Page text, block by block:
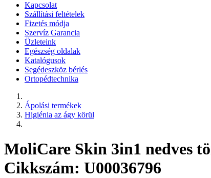
Kapcsolat
Szállítási feltételek
Fizetés módja
Szervíz Garancia
Üzleteink
Egészség oldalak
Katalógusok
Segédeszköz bérlés
Ortopédtechnika
Ápolási termékek
Higiénia az ágy körül
MoliCare Skin 3in1 nedves
Cikkszám: U00036796